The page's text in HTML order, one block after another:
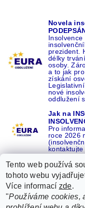
Novela
Insolvence
prezident.
délky
osoby.
a to jak
získání
nové
oddlužení
Jak na
Pro
roce 2026
kontaktujte
Recenze o NÁS na
Tento web používá
tohoto webu
Více informací zde.
"Používáme cookies,